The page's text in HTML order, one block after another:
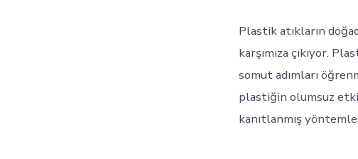
Plastik atıkların
karşımıza çıkıyor.
somut adımları
plastiğin olumsuz
kanıtlanmış